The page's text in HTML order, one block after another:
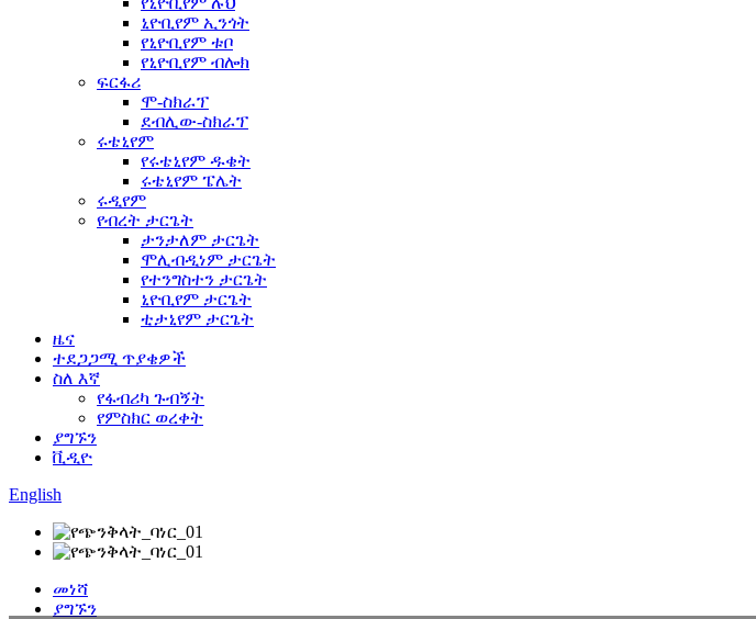
ኒዮቢየም ኢንጎት
የኒዮቢየም ቱቦ
የኒዮቢየም ብሎክ
ፍርፋሪ
ሞ-ስክራፕ
ደብሊው-ስክራፕ
ሩቴኒየም
የሩቴኒየም ዱቄት
ሩቴኒየም ፔሌት
ሩዲየም
የብረት ታርጌት
ታንታለም ታርጌት
ሞሊብዲነም ታርጌት
የተንግስተን ታርጌት
ኒዮቢየም ታርጌት
ቲታኒየም ታርጌት
ዜና
ተደጋጋሚ ጥያቄዎች
ስለ እኛ
የፋብሪካ ጉብኝት
የምስክር ወረቀት
ያግኙን
ቪዲዮ
English
መነሻ
ያግኙን